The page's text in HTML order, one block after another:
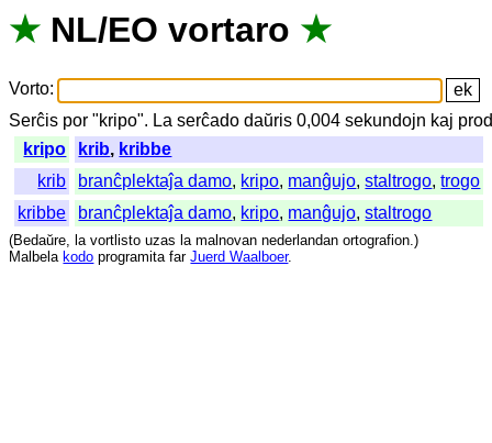
★ NL/EO vortaro ★
Vorto:
Serĉis por "kripo". La serĉado daŭris 0,004sekundojn kaj
kripo
krib, kribbe
krib
branĉplektaĵa damo, kripo, manĝujo,staltrogo,trogo
kribbe
branĉplektaĵa damo, kripo, manĝujo,staltrogo
(Bedaŭre, la vortlisto uzas la malnovan nederlandan ortografion.)
Malbela kodo programita far Juerd Waalboer.